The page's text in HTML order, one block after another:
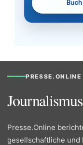
PRESSE.ONLINE
Presse.Online
gesellschaftliche und